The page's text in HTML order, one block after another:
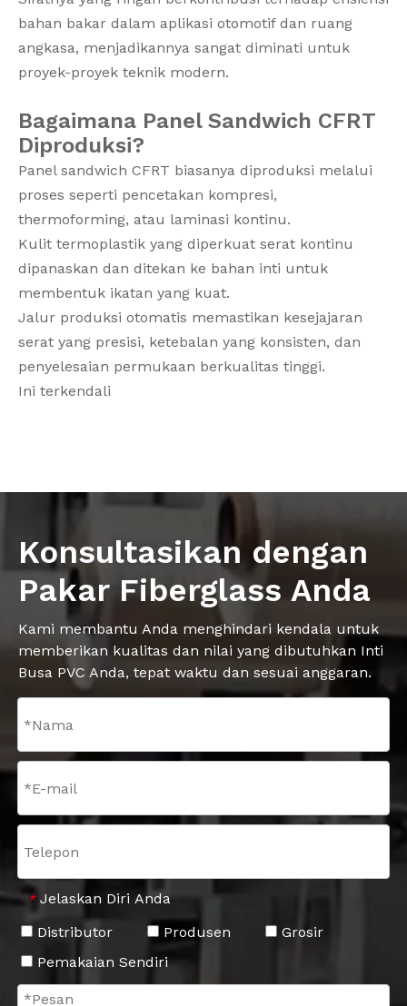
bahan bakar dalam aplikasi otomotif dan ruang
angkasa, menjadikannya sangat diminati untuk
proyek-proyek teknik modern.
Bagaimana Panel Sandwich CFRT
Diproduksi?
Panel sandwich CFRT biasanya diproduksi melalui
proses seperti pencetakan kompresi,
thermoforming, atau laminasi kontinu.
Kulit termoplastik yang diperkuat serat kontinu
dipanaskan dan ditekan ke bahan inti untuk
membentuk ikatan yang kuat.
Jalur produksi otomatis memastikan kesejajaran
serat yang presisi, ketebalan yang konsisten, dan
penyelesaian permukaan berkualitas tinggi.
Ini terkendali
Konsultasikan dengan
Pakar Fiberglass Anda
Kami membantu Anda menghindari kendala untuk
memberikan kualitas dan nilai yang dibutuhkan Inti
Busa PVC Anda, tepat waktu dan sesuai anggaran.
* Jelaskan Diri Anda
Distributor
Produsen
Grosir
Pemakaian Sendiri